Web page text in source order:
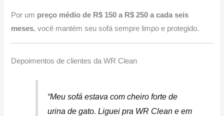
Por um preço médio de R$ 150 a R$ 250 a cada seis
meses, você mantém seu sofá sempre limpo e protegido.
Depoimentos de clientes da WR Clean
“Meu sofá estava com cheiro forte de
urina de gato. Liguei pra WR Clean e em